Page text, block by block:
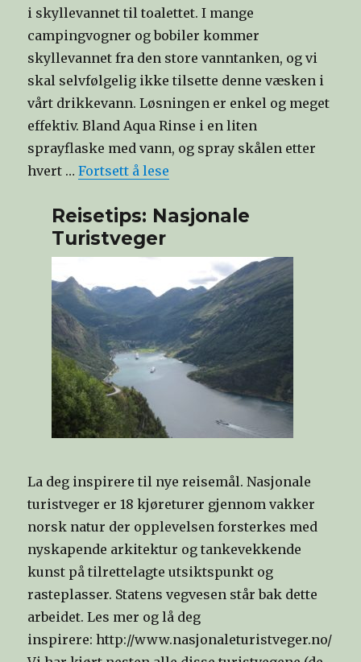
i skyllevannet til toalettet. I mange
campingvogner og bobiler kommer
skyllevannet fra den store vanntanken, og vi
skal selvfølgelig ikke tilsette denne væsken i
vårt drikkevann. Løsningen er enkel og meget
effektiv. Bland Aqua Rinse i en liten
sprayflaske med vann, og spray skålen etter
hvert …Fortsett å lese
Reisetips: Nasjonale
Turistveger
La deg inspirere til nye reisemål. Nasjonale
turistveger er 18 kjøreturer gjennom vakker
norsk natur der opplevelsen forsterkes med
nyskapende arkitektur og tankevekkende
kunst på tilrettelagte utsiktspunkt og
rasteplasser. Statens vegvesen står bak dette
arbeidet. Les mer og lå deg
inspirere: http://www.nasjonaleturistveger.no/